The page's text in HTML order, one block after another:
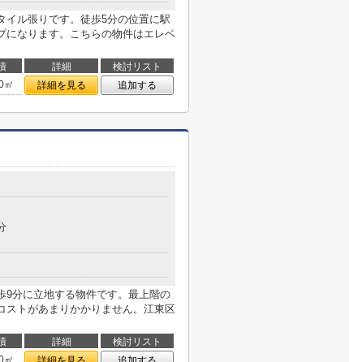
イル張りです。徒歩5分の位置に駅
になります。こちらの物件はエレベ
詳細
検討リスト
㎡ 詳細を見る 追加する
9分に立地する物件です。最上階の
ストがあまりかかりません。江東区
詳細
検討リスト
㎡